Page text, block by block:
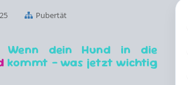
Pubertät
Wenn dein Hund in die
kommt – was jetzt wichtig